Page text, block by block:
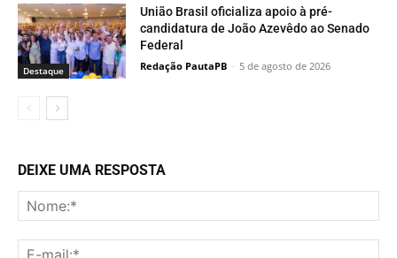
Destaque
União Brasil oficializa apoio à pré-
candidatura de João Azevêdo ao Senado
Federal
Redação PautaPB - 5 de agosto de 2026
DEIXE UMA RESPOSTA